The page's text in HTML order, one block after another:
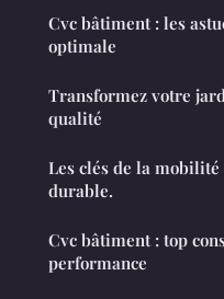
Cvc bâtiment : les
optimale
Transformez votre
qualité
Les clés de la
durable.
Cvc bâtiment : top
performance